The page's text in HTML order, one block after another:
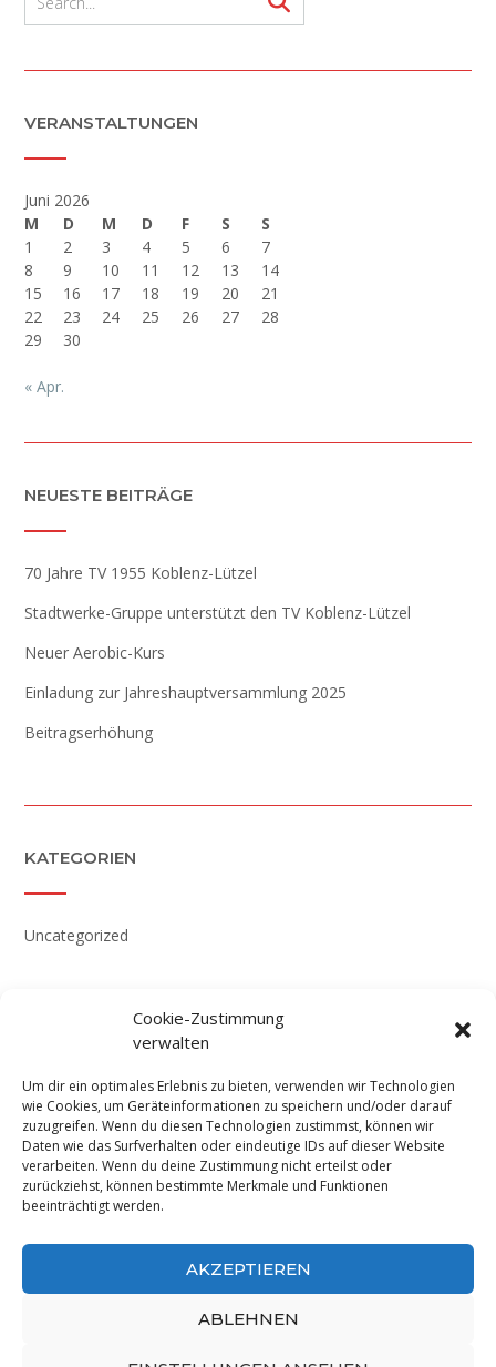
Cookie-Zustimmung
verwalten
Um dir ein optimales Erlebnis zu bieten, verwenden wir Technologien
wie Cookies, um Geräteinformationen zu speichern und/oder darauf
zuzugreifen. Wenn du diesen Technologien zustimmst, können wir
Daten wie das Surfverhalten oder eindeutige IDs auf dieser Website
verarbeiten. Wenn du deine Zustimmung nicht erteilst oder
zurückziehst, können bestimmte Merkmale und Funktionen
beeinträchtigt werden.
AKZEPTIEREN
ABLEHNEN
VERANSTALTUNGEN
Juni 2026
M
D M D F S
S
1
2 3 4 5 6
7
8
9 10 11 12 13
14
15
16 17 18 19 20
21
22
23 24 25 26 27
28
29
30
« Apr.
NEUESTE BEITRÄGE
70 Jahre TV 1955 Koblenz-Lützel
Stadtwerke-Gruppe unterstützt den TV Koblenz-Lützel
Neuer Aerobic-Kurs
Einladung zur Jahreshauptversammlung 2025
Beitragserhöhung
KATEGORIEN
Uncategorized
Datenschutzerklärung
Cookie-Richtlinie (EU)